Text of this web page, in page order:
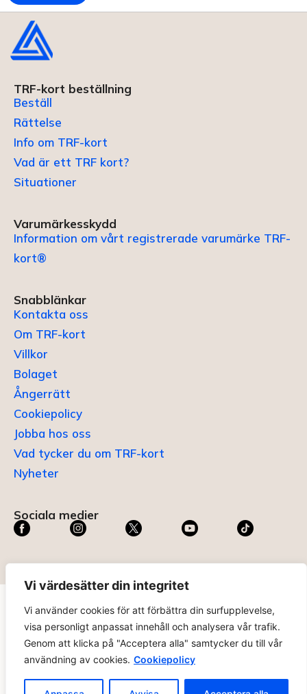
Vi värdesätter din integritet
Vi använder cookies för att förbättra din surfupplevelse,
visa personligt anpassat innehåll och analysera vår trafik.
Genom att klicka på "Acceptera alla" samtycker du till vår
användning av cookies. Cookiepolicy
TRF-kort beställning
Beställ
Rättelse
Info om TRF-kort
Vad är ett TRF kort?
Situationer
Varumärkesskydd
Information om vårt registrerade varumärke TRF-
kort®
Snabblänkar
Kontakta oss
Om TRF-kort
Villkor
Bolaget
Ångerrätt
Cookiepolicy
Jobba hos oss
Vad tycker du om TRF-kort
Nyheter
Sociala medier
TRF KORT®är ett registrerat varumärke som innehas av
ABC Digital AB (nr 636465) hosPatent- och
registreringsverket
.
tillåtelse. Alla priser anges ink. moms. 14 dagars ångerrätt.